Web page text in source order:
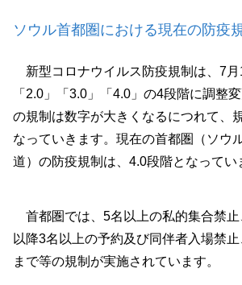
ソウル首都圏における現在の防疫
新型コロナウイルス防疫規制は、7月
「2.0」「3.0」「4.0」の4段階に調整
の規制は数字が大きくなるにつれて、
なっていきます。現在の首都圏（ソウ
道）の防疫規制は、4.0段階となってい
首都圏では、5名以上の私的集合禁
以降3名以上の予約及び同伴者入場禁
まで等の規制が実施されています。